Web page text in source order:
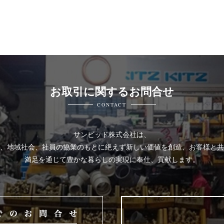
お取引に関するお問合せ
CONTACT
サンビッド株式会社は、
地域社会、社員の協業のもとに絶えず新しい価値を創造、お客様と
満足を通じて豊かな暮らしの実現に奉仕、貢献します。